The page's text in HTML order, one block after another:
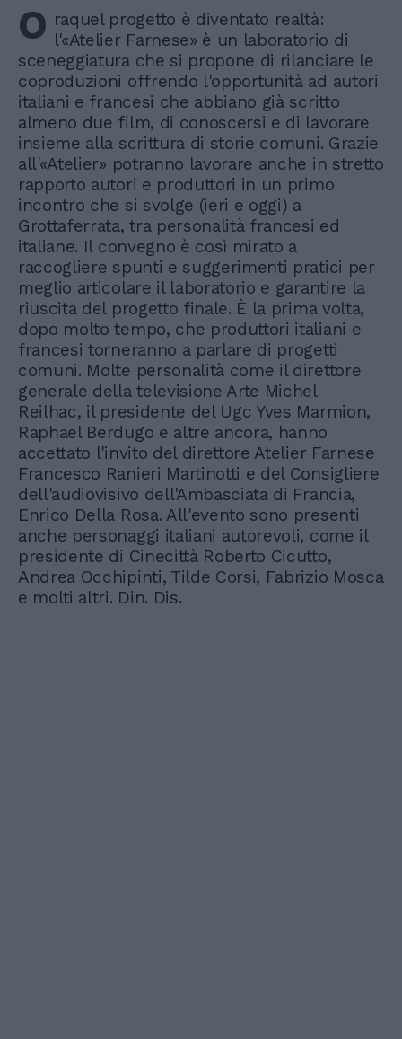
O raquel progetto è diventato realtà:
l'«Atelier Farnese» è un laboratorio di
sceneggiatura che si propone di rilanciare le
coproduzioni offrendo l'opportunità ad autori
italiani e francesi che abbiano già scritto
almeno due film, di conoscersi e di lavorare
insieme alla scrittura di storie comuni. Grazie
all'«Atelier» potranno lavorare anche in stretto
rapporto autori e produttori in un primo
incontro che si svolge (ieri e oggi) a
Grottaferrata, tra personalità francesi ed
italiane. Il convegno è così mirato a
raccogliere spunti e suggerimenti pratici per
meglio articolare il laboratorio e garantire la
riuscita del progetto finale. È la prima volta,
dopo molto tempo, che produttori italiani e
francesi torneranno a parlare di progetti
comuni. Molte personalità come il direttore
generale della televisione Arte Michel
Reilhac, il presidente del Ugc Yves Marmion,
Raphael Berdugo e altre ancora, hanno
accettato l'invito del direttore Atelier Farnese
Francesco Ranieri Martinotti e del Consigliere
dell'audiovisivo dell'Ambasciata di Francia,
Enrico Della Rosa. All'evento sono presenti
anche personaggi italiani autorevoli, come il
presidente di Cinecittà Roberto Cicutto,
Andrea Occhipinti, Tilde Corsi, Fabrizio Mosca
e molti altri. Din. Dis.